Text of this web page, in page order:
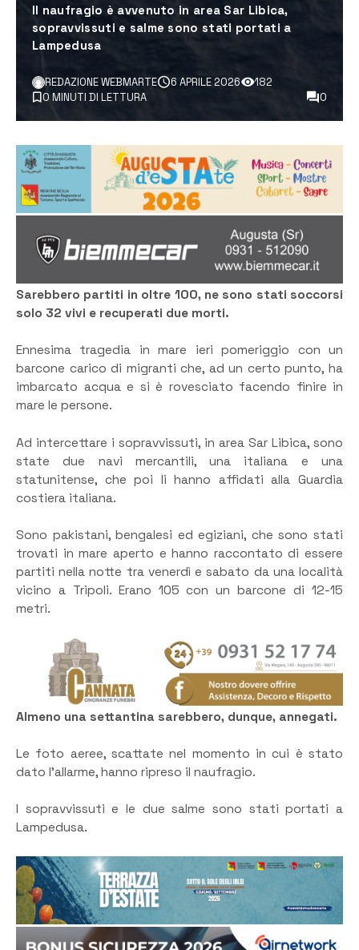
Il naufragio è avvenuto in area Sar Libica,
sopravvissuti e salme sono stati portati a
Lampedusa
REDAZIONE WEBMARTE 6 APRILE 2026
182
0 MINUTI DI LETTURA
0
Sarebbero partiti in oltre 100, ne sono stati soccorsi
solo 32 vivi e recuperati due morti.
Ennesima tragedia in mare ieri pomeriggio con un
barcone carico di migranti che, ad un certo punto, ha
imbarcato acqua e si è rovesciato facendo finire in
mare le persone.
Ad intercettare i sopravvissuti, in area Sar Libica, sono
state due navi mercantili, una italiana e una
statunitense, che poi li hanno affidati alla Guardia
costiera italiana.
Sono pakistani, bengalesi ed egiziani, che sono stati
trovati in mare aperto e hanno raccontato di essere
partiti nella notte tra venerdì e sabato da una località
vicino a Tripoli. Erano 105 con un barcone di 12-15
metri.
Almeno una settantina sarebbero, dunque, annegati.
Le foto aeree, scattate nel momento in cui è stato
dato l’allarme, hanno ripreso il naufragio.
I sopravvissuti e le due salme sono stati portati a
Lampedusa.